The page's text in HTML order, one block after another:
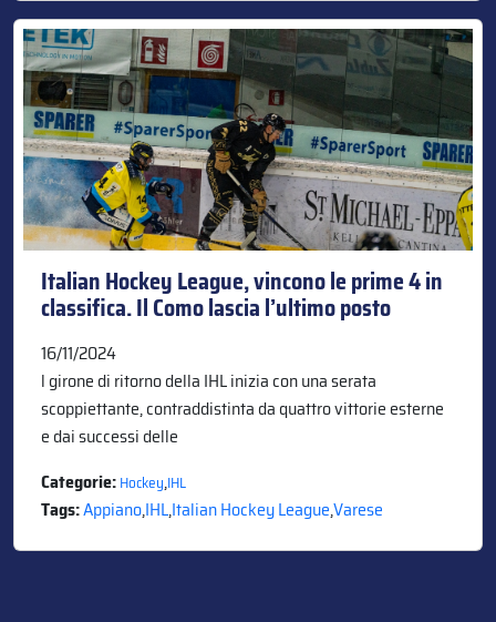
Italian Hockey League, vincono le prime 4 in
classifica. Il Como lascia l’ultimo posto
16/11/2024
l girone di ritorno della IHL inizia con una serata
scoppiettante, contraddistinta da quattro vittorie esterne
e dai successi delle
Categorie:Hockey,IHL
Tags:Appiano,IHL,Italian Hockey League,Varese